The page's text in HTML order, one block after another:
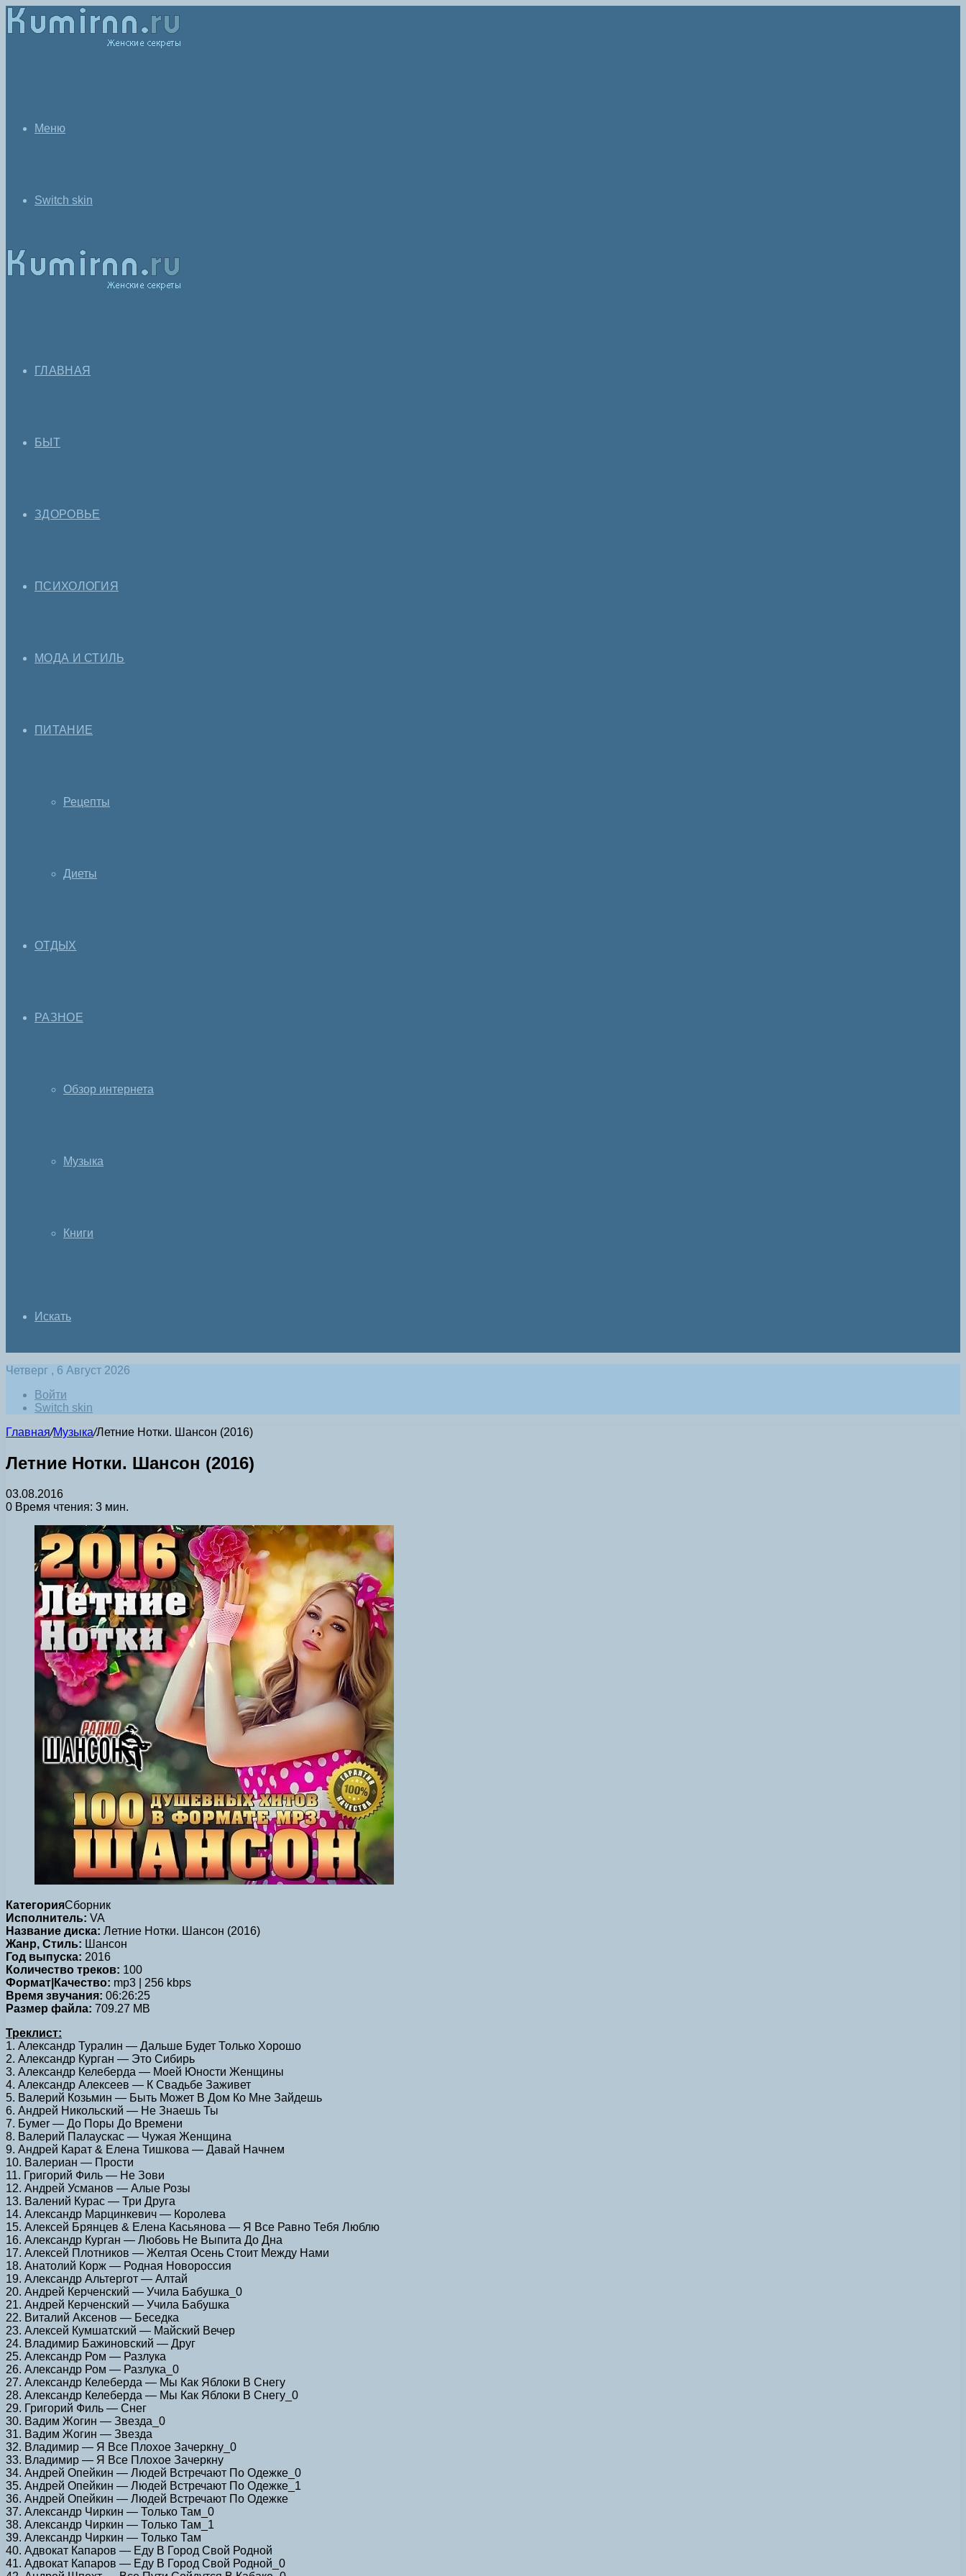
Меню
Switch skin
ГЛАВНАЯ
БЫТ
ЗДОРОВЬЕ
ПСИХОЛОГИЯ
МОДА И СТИЛЬ
ПИТАНИЕ
Рецепты
Диеты
ОТДЫХ
РАЗНОЕ
Обзор интернета
Музыка
Книги
Искать
Четверг , 6 Август 2026
Войти
Switch skin
Главная/Музыка/Летние Нотки. Шансон (2016)
Летние Нотки. Шансон (2016)
03.08.2016
0 Время чтения: 3 мин.
КатегорияСборник
Исполнитель: VA
Название диска: Летние Нотки. Шансон (2016)
Жанр, Стиль: Шансон
Год выпуска: 2016
Количество треков: 100
Формат|Качество: mp3 | 256 kbps
Время звучания: 06:26:25
Размер файла: 709.27 MB
Треклист:
1. Александр Туралин — Дальше Будет Только Хорошо
2. Александр Курган — Это Сибирь
3. Александр Келеберда — Моей Юности Женщины
4. Александр Алексеев — К Свадьбе Заживет
5. Валерий Козьмин — Быть Может В Дом Ко Мне Зайдешь
6. Андрей Никольский — Не Знаешь Ты
7. Бумеr — До Поры До Времени
8. Валерий Палаускас — Чужая Женщина
9. Андрей Карат & Елена Тишкова — Давай Начнем
10. Валериан — Прости
11. Григорий Филь — Не Зови
12. Андрей Усманов — Алые Розы
13. Валений Курас — Три Друга
14. Александр Марцинкевич — Королева
15. Алексей Брянцев & Елена Касьянова — Я Все Равно Тебя Люблю
16. Александр Курган — Любовь Не Выпита До Дна
17. Алексей Плотников — Желтая Осень Стоит Между Нами
18. Анатолий Корж — Родная Новороссия
19. Александр Альтергот — Алтай
20. Андрей Керченский — Учила Бабушка_0
21. Андрей Керченский — Учила Бабушка
22. Виталий Аксенов — Беседка
23. Алексей Кумшатский — Майский Вечер
24. Владимир Бажиновский — Друг
25. Александр Ром — Разлука
26. Александр Ром — Разлука_0
27. Александр Келеберда — Мы Как Яблоки В Снегу
28. Александр Келеберда — Мы Как Яблоки В Снегу_0
29. Григорий Филь — Снег
30. Вадим Жогин — Звезда_0
31. Вадим Жогин — Звезда
32. Владимир — Я Все Плохое Зачеркну_0
33. Владимир — Я Все Плохое Зачеркну
34. Андрей Опейкин — Людей Встречают По Одежке_0
35. Андрей Опейкин — Людей Встречают По Одежке_1
36. Андрей Опейкин — Людей Встречают По Одежке
37. Александр Чиркин — Только Там_0
38. Александр Чиркин — Только Там_1
39. Александр Чиркин — Только Там
40. Адвокат Капаров — Еду В Город Свой Родной
41. Адвокат Капаров — Еду В Город Свой Родной_0